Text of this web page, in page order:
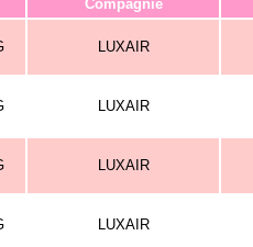
Compagnie
LUXAIR
LUXAIR
LUXAIR
LUXAIR